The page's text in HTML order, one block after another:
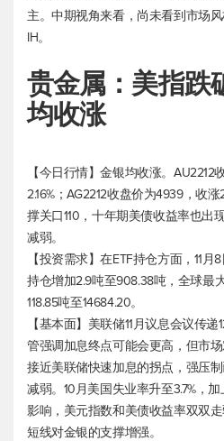
主。中期视角来看，尚未看到市场
IH。
贵金属：美指跌
均收涨
【今日行情】金银均收涨。AU2212
2.16%；AG2212收盘价为4939，收涨
撑关口110，十年期美债收益率也出
减弱。
【投资需求】在ETF持仓方面，11
持仓增加2.9吨至908.38吨，全球最
118.85吨至14684.20。
【基本面】美联储11月议息会议传
管强调加息终点可能会更高，但市
接近美联储快速加息的拐点，强压
减弱。10月美国失业率升至3.7%，
影响， 美元指数和美债收益率双双
短线对金银的支撑增强。